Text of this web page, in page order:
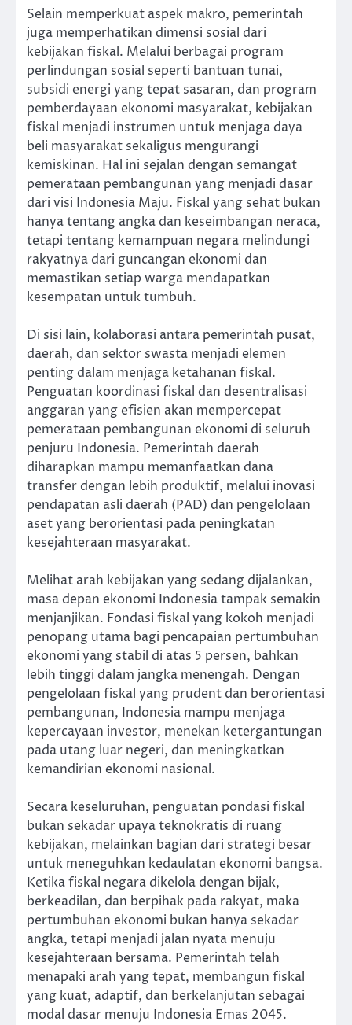
Selain memperkuat aspek makro, pemerintah
juga memperhatikan dimensi sosial dari
kebijakan fiskal. Melalui berbagai program
perlindungan sosial seperti bantuan tunai,
subsidi energi yang tepat sasaran, dan program
pemberdayaan ekonomi masyarakat, kebijakan
fiskal menjadi instrumen untuk menjaga daya
beli masyarakat sekaligus mengurangi
kemiskinan. Hal ini sejalan dengan semangat
pemerataan pembangunan yang menjadi dasar
dari visi Indonesia Maju. Fiskal yang sehat bukan
hanya tentang angka dan keseimbangan neraca,
tetapi tentang kemampuan negara melindungi
rakyatnya dari guncangan ekonomi dan
memastikan setiap warga mendapatkan
kesempatan untuk tumbuh.
Di sisi lain, kolaborasi antara pemerintah pusat,
daerah, dan sektor swasta menjadi elemen
penting dalam menjaga ketahanan fiskal.
Penguatan koordinasi fiskal dan desentralisasi
anggaran yang efisien akan mempercepat
pemerataan pembangunan ekonomi di seluruh
penjuru Indonesia. Pemerintah daerah
diharapkan mampu memanfaatkan dana
transfer dengan lebih produktif, melalui inovasi
pendapatan asli daerah (PAD) dan pengelolaan
aset yang berorientasi pada peningkatan
kesejahteraan masyarakat.
Melihat arah kebijakan yang sedang dijalankan,
masa depan ekonomi Indonesia tampak semakin
menjanjikan. Fondasi fiskal yang kokoh menjadi
penopang utama bagi pencapaian pertumbuhan
ekonomi yang stabil di atas 5 persen, bahkan
lebih tinggi dalam jangka menengah. Dengan
pengelolaan fiskal yang prudent dan berorientasi
pembangunan, Indonesia mampu menjaga
kepercayaan investor, menekan ketergantungan
pada utang luar negeri, dan meningkatkan
kemandirian ekonomi nasional.
Secara keseluruhan, penguatan pondasi fiskal
bukan sekadar upaya teknokratis di ruang
kebijakan, melainkan bagian dari strategi besar
untuk meneguhkan kedaulatan ekonomi bangsa.
Ketika fiskal negara dikelola dengan bijak,
berkeadilan, dan berpihak pada rakyat, maka
pertumbuhan ekonomi bukan hanya sekadar
angka, tetapi menjadi jalan nyata menuju
kesejahteraan bersama. Pemerintah telah
menapaki arah yang tepat, membangun fiskal
yang kuat, adaptif, dan berkelanjutan sebagai
modal dasar menuju Indonesia Emas 2045.